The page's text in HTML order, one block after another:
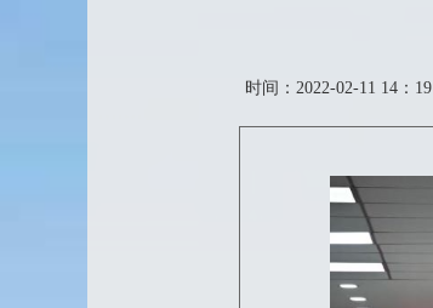
时间：2022-02-11 14：19